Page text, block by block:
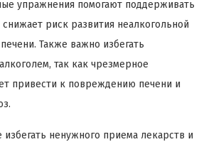
упражнения помогают поддерживать
риск развития неалкогольной
Также важно избегать
так как чрезмерное
привести к повреждению печени и
ненужного приема лекарств и